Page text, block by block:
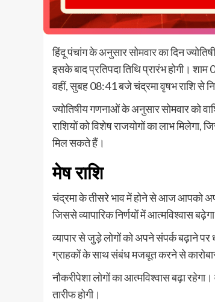
हिंदू पंचांग के अनुसार सोमवार का दिन
इसके बाद प्रतिपदा तिथि प्रारंभ होगी।
वहीं, सुबह 08:41 बजे चंद्रमा वृषभ राशि से
ज्योतिषीय गणनाओं के अनुसार सोमवार को
राशियों को विशेष राजयोगों का लाभ
मिल सकते हैं।
मेष राशि
चंद्रमा के तीसरे भाव में होने से आज आपको
जिससे व्यापारिक निर्णयों में आत्मविश्वास
व्यापार से जुड़े लोगों को अपने संपर्क बढ़ाने
ग्राहकों के साथ संबंध मजबूत करने से
नौकरीपेशा लोगों का आत्मविश्वास बढ़ा
तारीफ होगी।